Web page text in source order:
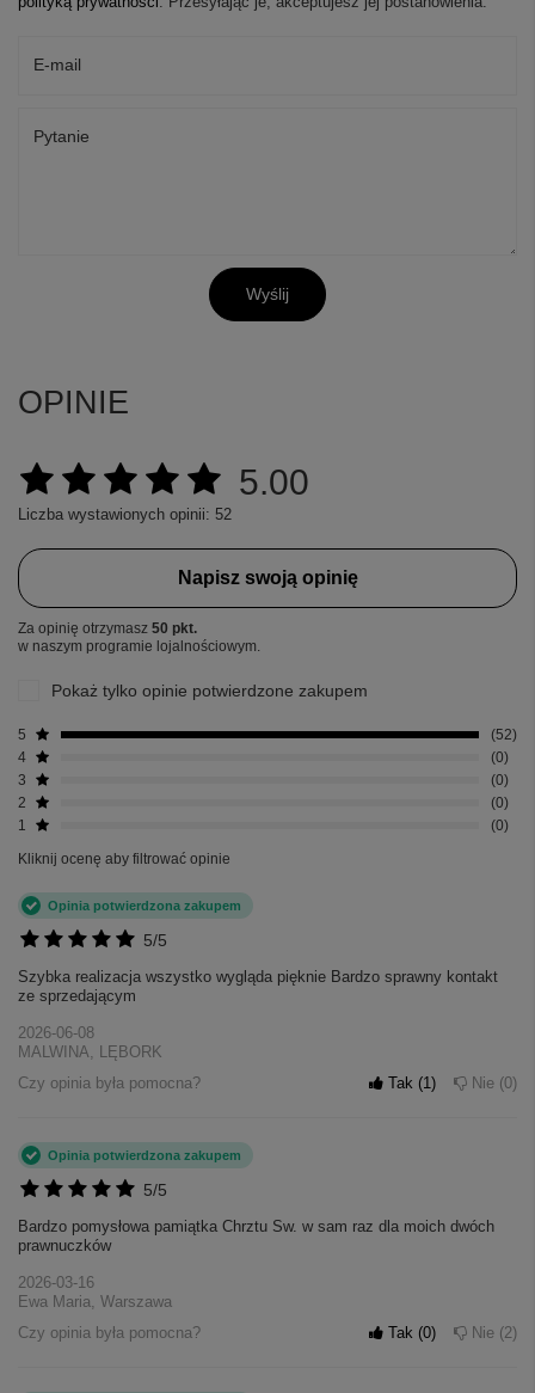
E-mail
Pytanie
Wyślij
OPINIE
5.00
Liczba wystawionych opinii: 52
Napisz swoją opinię
Za opinię otrzymasz 50 pkt.
w naszym programie lojalnościowym.
Pokaż tylko opinie potwierdzone zakupem
5
52
4
0
3
0
2
0
1
0
Kliknij ocenę aby filtrować opinie
5/5
Opinia potwierdzona zakupem
Szybka realizacja wszystko wygląda pięknie Bardzo sprawny kontakt
ze sprzedającym
2026-06-08
MALWINA, LĘBORK
Czy opinia była pomocna?
Tak 1 Nie 0
5/5
Opinia potwierdzona zakupem
Bardzo pomysłowa pamiątka Chrztu Sw. w sam raz dla moich dwóch
prawnuczków
2026-03-16
Ewa Maria, Warszawa
Czy opinia była pomocna?
Tak 0 Nie 2